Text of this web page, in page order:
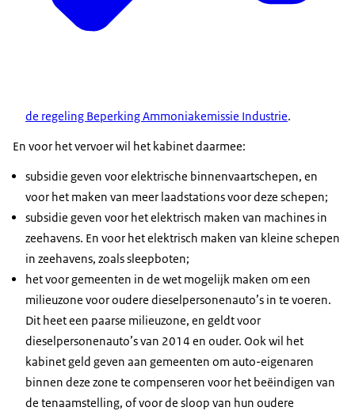
de regeling Beperking Ammoniakemissie Industrie.
En voor het vervoer wil het kabinet daarmee:
subsidie geven voor elektrische binnenvaartschepen, en
voor het maken van meer laadstations voor deze schepen;
subsidie geven voor het elektrisch maken van machines in
zeehavens. En voor het elektrisch maken van kleine schepen
in zeehavens, zoals sleepboten;
het voor gemeenten in de wet mogelijk maken om een
milieuzone voor oudere dieselpersonenauto’s in te voeren.
Dit heet een paarse milieuzone, en geldt voor
dieselpersonenauto’s van 2014 en ouder. Ook wil het
kabinet geld geven aan gemeenten om auto-eigenaren
binnen deze zone te compenseren voor het beëindigen van
de tenaamstelling, of voor de sloop van hun oudere